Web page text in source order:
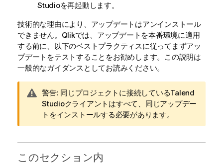
Studioを再起動します。
技術的な理由により、アップデートはアンインストール
できません。 Qlikでは、アップデートを本番環境に適用
する前に、以下のベストプラクティスに従ってまずアッ
プデートをテストすることをお勧めします。この説明は
一般的なガイダンスとしてお読みください。
情
報
メ
モ
警告: 同じプロジェクトに接続しているTalend
Studioクライアントはすべて、同じアップデー
トをインストールする必要があります。
このセクション内